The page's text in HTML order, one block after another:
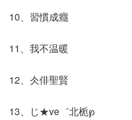
10、習慣成癮
11、我不温暖
12、仌俳聖賢
13、じ★ve゛北栀℘